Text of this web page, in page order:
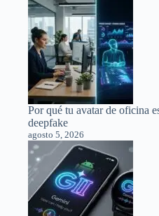
Por qué tu avatar de oficina
deepfake
agosto 5, 2026